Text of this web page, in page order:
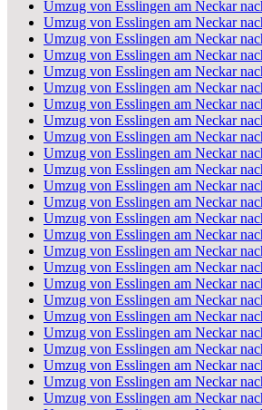
Umzug von Esslingen am Neckar
Umzug von Esslingen am Neckar
Umzug von Esslingen am Neckar
Umzug von Esslingen am Neckar
Umzug von Esslingen am Neckar
Umzug von Esslingen am Neckar
Umzug von Esslingen am Neckar
Umzug von Esslingen am Neckar
Umzug von Esslingen am Neckar
Umzug von Esslingen am Neckar
Umzug von Esslingen am Neckar
Umzug von Esslingen am Neckar
Umzug von Esslingen am Neckar
Umzug von Esslingen am Neckar
Umzug von Esslingen am Neckar
Umzug von Esslingen am Neckar
Umzug von Esslingen am Neckar
Umzug von Esslingen am Neckar
Umzug von Esslingen am Neckar
Umzug von Esslingen am Neckar
Umzug von Esslingen am Neckar
Umzug von Esslingen am Neckar
Umzug von Esslingen am Neckar
Umzug von Esslingen am Neckar
Umzug von Esslingen am Neckar